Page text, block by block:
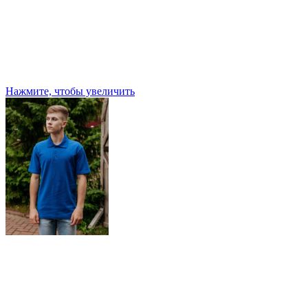
Нажмите, чтобы увеличить